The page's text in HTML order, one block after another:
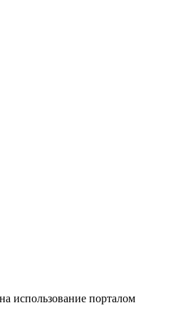
использование порталом